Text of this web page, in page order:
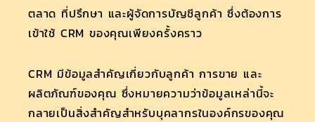
ตลาด ที่ปรึกษา และผู้จัดการบัญชีลูกค้า ซึ่งต้องการ
เข้าใช้ CRM ของคุณเพียงครั้งคราว
CRM มีข้อมูลสำคัญเกี่ยวกับลูกค้า การขาย และ
ผลิตภัณฑ์ของคุณ ซึ่งหมายความว่าข้อมูลเหล่านี้จะ
กลายเป็นสิ่งสำคัญสำหรับบุคลากรในองค์กรของคุณ